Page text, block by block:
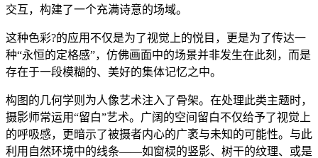
交互，构建了一个充满诗意的场域。
这种色彩?的应用不仅是为了视觉上的悦目，更是为了传达一
种“永恒的定格感”，仿佛画面中的场景并非发生在此刻，而是
存在于一段模糊的、美好的集体记忆之中。
构图的几何学则为人像艺术注入了骨架。在处理此类主题时，
摄影师常运用“留白”艺术。广阔的空间留白不仅给予了视觉上
的呼吸感，更暗示了被摄者内心的广袤与未知的可能性。与此
利用自然环境中的线条——如窗棂的竖影、树干的纹理、或是